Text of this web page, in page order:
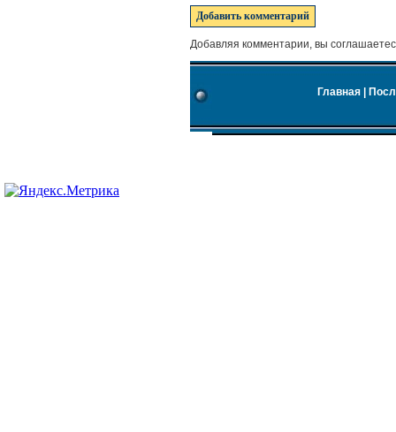
Добавляя комментарии, вы
Главная|